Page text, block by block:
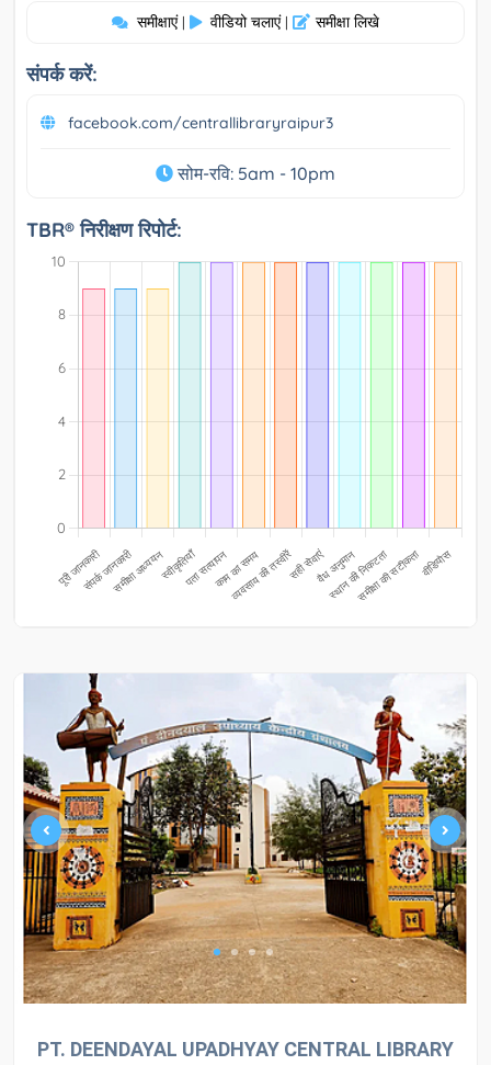
समीक्षाएं | वीडियो चलाएं | समीक्षा लिखे
संपर्क करें:
facebook.com/centrallibraryraipur3
सोम-रवि: 5am - 10pm
TBR® निरीक्षण रिपोर्ट:
PT. DEENDAYAL UPADHYAY CENTRAL LIBRARY